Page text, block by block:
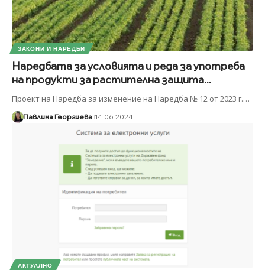
ЗАКОНИ И НАРЕДБИ
Наредбата за условията и реда за употреба
на продукти за растителна защита...
Проект на Наредба за изменение на Наредба № 12 от 2023 г.…
Павлина Георгиева 14.06.2024
АКТУАЛНО